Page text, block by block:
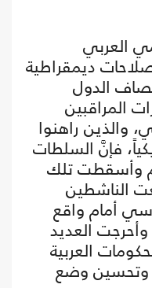
العربي
ديمقراطية
الدول
المراقبين
والذين راهنوا
فإنَّ السلطات
وأسقطت تلك
الناشطين
أمام واقع
العديد
العربية
وتحسين وضع